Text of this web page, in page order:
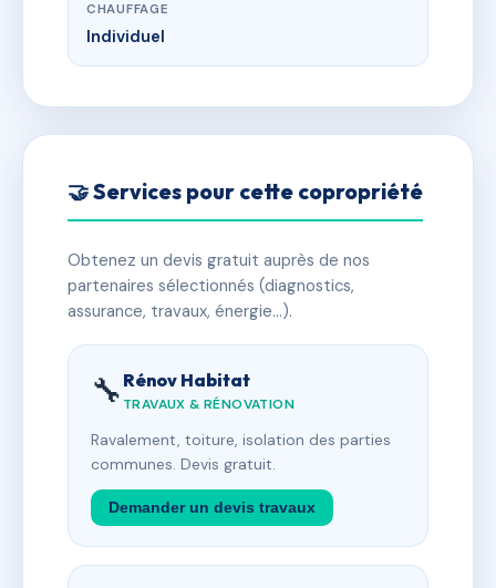
CHAUFFAGE
Individuel
🤝 Services pour cette copropriété
Obtenez un devis gratuit auprès de nos
partenaires sélectionnés (diagnostics,
assurance, travaux, énergie…).
🔧 Rénov Habitat
TRAVAUX & RÉNOVATION
Ravalement, toiture, isolation des parties
communes. Devis gratuit.
Demander un devis travaux